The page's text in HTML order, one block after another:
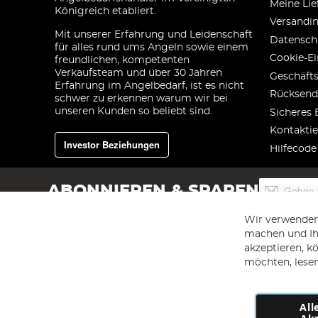
Königreich etabliert.
Mit unserer Erfahrung und Leidenschaft
für alles rund ums Angeln sowie einem
freundlichen, kompetenten
Verkaufsteam und über 30 Jahren
Erfahrung im Angelbedarf, ist es nicht
schwer zu erkennen warum wir bei
unseren Kunden so beliebt sind.
Investor Beziehungen
Meine
Cookie-
Sicheres
ABONNIEREN & SPAREN
für
unseren
Newsletter
an:
Wir
machen und
akzeptieren,
möchten,